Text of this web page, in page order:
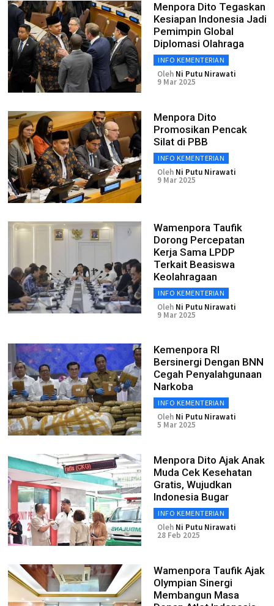
Menpora Dito Tegaskan
Kesiapan Indonesia Jadi
Pemimpin Global
Diplomasi Olahraga
INFO KEMENTERIAN
Oleh Ni Putu Nirawati
9 Mar 2025
Menpora Dito
Promosikan Pencak
Silat di PBB
INFO KEMENTERIAN
Oleh Ni Putu Nirawati
9 Mar 2025
Wamenpora Taufik
Dorong Percepatan
Kerja Sama LPDP
Terkait Beasiswa
Keolahragaan
INFO KEMENTERIAN
Oleh Ni Putu Nirawati
9 Mar 2025
Kemenpora RI
Bersinergi Dengan BNN
Cegah Penyalahgunaan
Narkoba
INFO KEMENTERIAN
Oleh Ni Putu Nirawati
5 Mar 2025
Menpora Dito Ajak Anak
Muda Cek Kesehatan
Gratis, Wujudkan
Indonesia Bugar
INFO KEMENTERIAN
Oleh Ni Putu Nirawati
28 Feb 2025
Wamenpora Taufik Ajak
Olympian Sinergi
Membangun Masa